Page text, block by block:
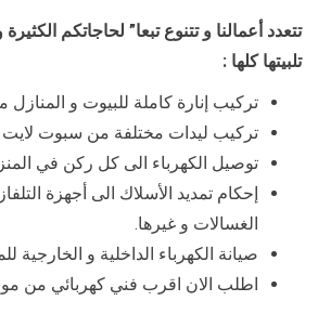
تتعدد أعمالنا و تتنوع تبعا” لحاجاتكم
تلبيتها كلها :
تركيب إنارة كاملة للبيوت و
تركيب ليدات مختلفة من سبوت لايت
توصيل الكهرباء الى كل ركن في
إحكام تمديد الأسلاك الى أجهزة
الغسالات و غيرها.
صيانة الكهرباء الداخلية و الخارجية
اطلب الان اقرب فني كهربائي من